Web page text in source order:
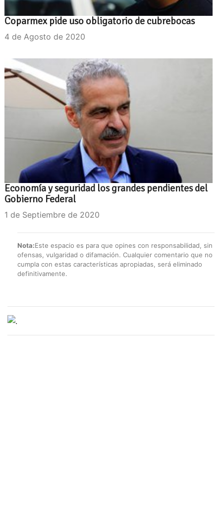
Coparmex pide uso obligatorio de cubrebocas
4 de Agosto de 2020
Economía y seguridad los grandes pendientes del
Gobierno Federal
1 de Septiembre de 2020
Nota:Este espacio es para que opines con responsabilidad, sin
ofensas, vulgaridad o difamación. Cualquier comentario que no
cumpla con estas características apropiadas, será eliminado
definitivamente.